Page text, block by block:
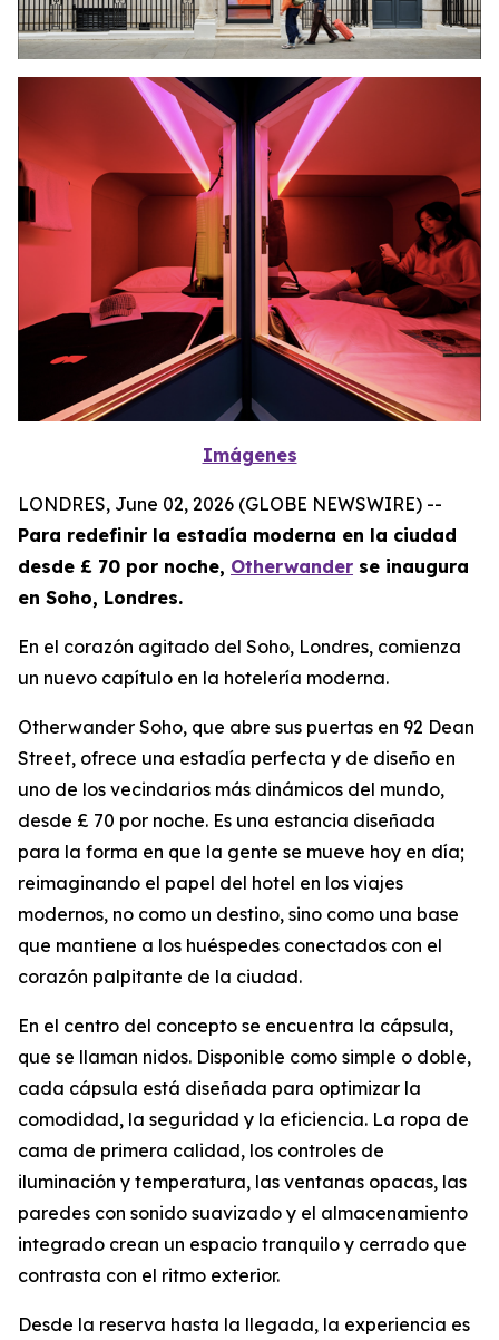
Imágenes
LONDRES, June 02, 2026 (GLOBE NEWSWIRE) --
Para redefinir la estadía moderna en la ciudad
desde £ 70 por noche, Otherwander se inaugura
en Soho, Londres.
En el corazón agitado del Soho, Londres, comienza
un nuevo capítulo en la hotelería moderna.
Otherwander Soho, que abre sus puertas en 92 Dean
Street, ofrece una estadía perfecta y de diseño en
uno de los vecindarios más dinámicos del mundo,
desde £ 70 por noche. Es una estancia diseñada
para la forma en que la gente se mueve hoy en día;
reimaginando el papel del hotel en los viajes
modernos, no como un destino, sino como una base
que mantiene a los huéspedes conectados con el
corazón palpitante de la ciudad.
En el centro del concepto se encuentra la cápsula,
que se llaman nidos. Disponible como simple o doble,
cada cápsula está diseñada para optimizar la
comodidad, la seguridad y la eficiencia. La ropa de
cama de primera calidad, los controles de
iluminación y temperatura, las ventanas opacas, las
paredes con sonido suavizado y el almacenamiento
integrado crean un espacio tranquilo y cerrado que
contrasta con el ritmo exterior.
Desde la reserva hasta la llegada, la experiencia es